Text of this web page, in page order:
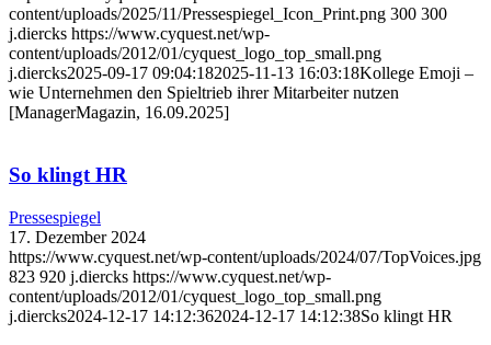
content/uploads/2025/11/Pressespiegel_Icon_Print.png 300 300
j.diercks https://www.cyquest.net/wp-
content/uploads/2012/01/cyquest_logo_top_small.png
j.diercks2025-09-17 09:04:182025-11-13 16:03:18Kollege Emoji –
wie Unternehmen den Spieltrieb ihrer Mitarbeiter nutzen
[ManagerMagazin, 16.09.2025]
So klingt HR
Pressespiegel
17. Dezember 2024
https://www.cyquest.net/wp-content/uploads/2024/07/TopVoices.jpg
823 920 j.diercks https://www.cyquest.net/wp-
content/uploads/2012/01/cyquest_logo_top_small.png
j.diercks2024-12-17 14:12:362024-12-17 14:12:38So klingt HR